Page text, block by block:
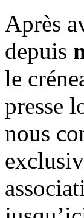
Après
depuis
le
presse
nous